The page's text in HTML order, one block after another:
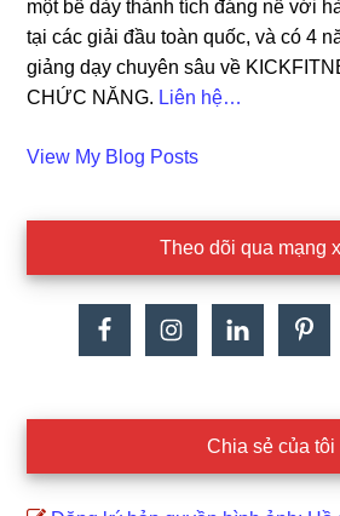
một bề dày thành tích đáng nể với
tại các giải đầu toàn quốc, và có 4
giảng dạy chuyên sâu về
CHỨC NĂNG. Liên hệ…
Cao
View My Blog Posts
Theo dõi qua mạng
Chia sẻ của tôi